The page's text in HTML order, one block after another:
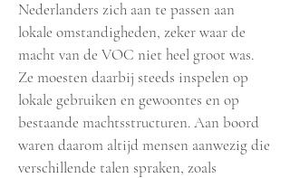
Nederlanders zich aan te passen aan
lokale omstandigheden, zeker waar de
macht van de VOC niet heel groot was.
Ze moesten daarbij steeds inspelen op
lokale gebruiken en gewoontes en op
bestaande machtsstructuren. Aan boord
waren daarom altijd mensen aanwezig die
verschillende talen spraken, zoals